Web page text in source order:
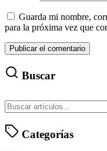
Guarda mi nombre,
para la próxima vez que
Buscar
Categorías